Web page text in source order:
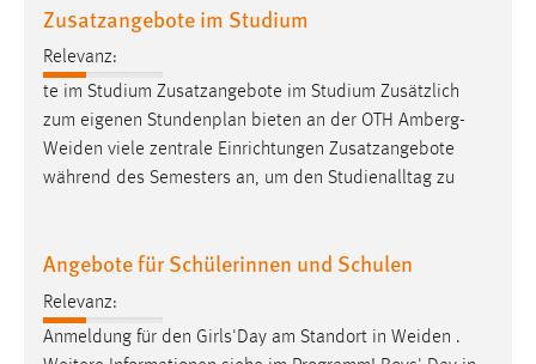
Zusatzangebote im Studium
Relevanz:
te im Studium Zusatzangebote im Studium Zusätzlich
zum eigenen Stundenplan bieten an der OTH Amberg-
Weiden viele zentrale Einrichtungen Zusatzangebote
während des Semesters an, um den Studienalltag zu
Angebote für Schülerinnen und Schulen
Relevanz:
Anmeldung für den Girls'Day am Standort in Weiden .
Name:
Anbieter:
Google Ireland Limited
Zweck:
Conversion-Tracking
3 Monate
Facebook Pixel